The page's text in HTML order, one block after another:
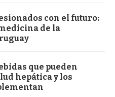
con el futuro:
de la
que pueden
hepática y los